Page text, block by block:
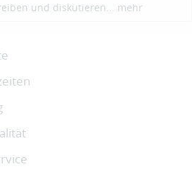
und diskutieren... mehr